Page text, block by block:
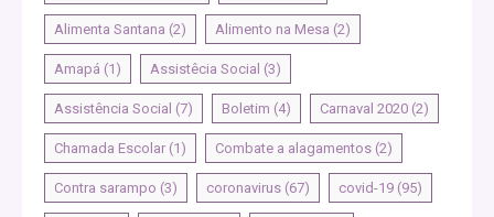
Alimenta Santana (2) Alimento na Mesa (2)
Amapá (1) Assistêcia Social (3)
Assistência Social (7) Boletim (4) Carnaval 2020 (2)
Chamada Escolar (1) Combate a alagamentos (2)
Contra sarampo (3) coronavirus (67) covid-19 (95)